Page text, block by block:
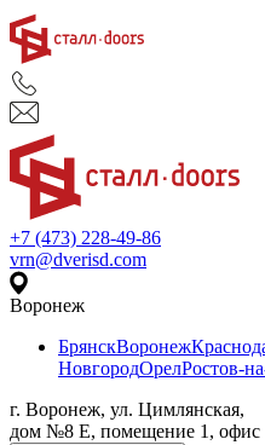
+7 (473) 228-49-86
vrn@dverisd.com
Воронеж
БрянскВоронеж
НовгородОрелРостов-
г. Воронеж, ул. Цимлянская,
дом №8 Е, помещение 1, офис